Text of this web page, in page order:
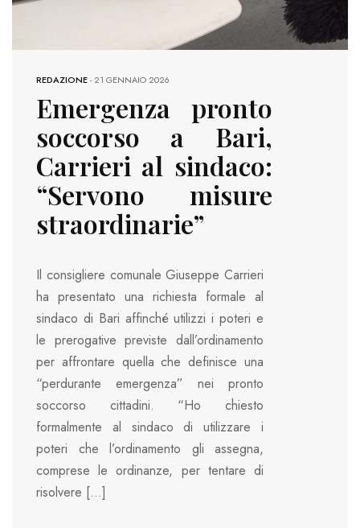
REDAZIONE-21 GENNAIO 2026
Emergenza pronto
soccorso a Bari,
Carrieri al sindaco:
“Servono misure
straordinarie”
Il consigliere comunale Giuseppe Carrieri
ha presentato una richiesta formale al
sindaco di Bari affinché utilizzi i poteri e
le prerogative previste dall’ordinamento
per affrontare quella che definisce una
“perdurante emergenza” nei pronto
soccorso cittadini. “Ho chiesto
formalmente al sindaco di utilizzare i
poteri che l’ordinamento gli assegna,
comprese le ordinanze, per tentare di
risolvere […]